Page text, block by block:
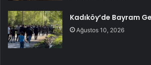
Kadıköy’de Bayram
Ağustos 10, 2026